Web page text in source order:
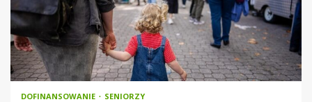
DOFINANSOWANIE SENIORZY